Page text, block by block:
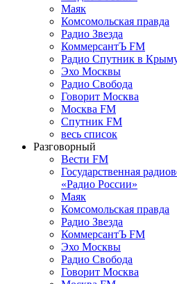
Маяк
Комсомольская правда
Радио Звезда
КоммерсантЪ FM
Радио Спутник в
Эхо Москвы
Радио Свобода
Говорит Москва
Москва FM
Спутник FM
весь список
Разговорный
Вести FM
Государственная
«Радио России»
Маяк
Комсомольская правда
Радио Звезда
КоммерсантЪ FM
Эхо Москвы
Радио Свобода
Говорит Москва